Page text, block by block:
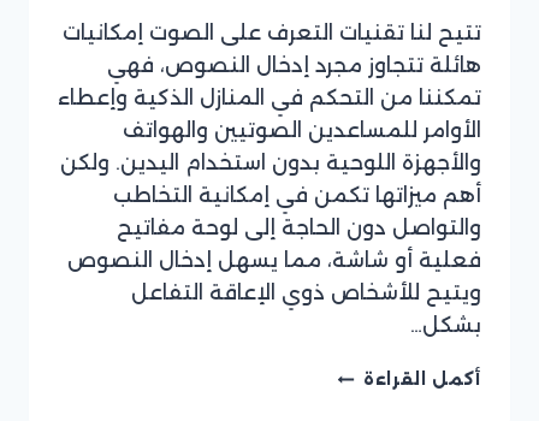
بقلم
فريق
موقع
ريان
سوفت
تتيح لنا تقنيات التعرف على الصوت إمكانيات
هائلة تتجاوز مجرد إدخال النصوص، فهي
تمكننا من التحكم في المنازل الذكية وإعطاء
الأوامر للمساعدين الصوتيين والهواتف
والأجهزة اللوحية بدون استخدام اليدين. ولكن
أهم ميزاتها تكمن في إمكانية التخاطب
والتواصل دون الحاجة إلى لوحة مفاتيح
فعلية أو شاشة، مما يسهل إدخال النصوص
ويتيح للأشخاص ذوي الإعاقة التفاعل
بشكل…
أكمل القراءة تقنيات